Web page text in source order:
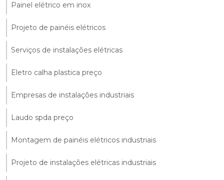
Painel elétrico em inox
Projeto de painéis elétricos
Serviços de instalações elétricas
Eletro calha plastica preço
Empresas de instalações industriais
Laudo spda preço
Montagem de painéis elétricos industriais
Projeto de instalações elétricas industriais